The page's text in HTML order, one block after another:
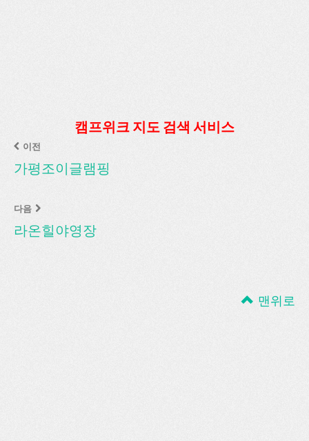
캠프위크 지도 검색 서비스
이전
가평조이글램핑
다음
라온힐야영장
맨위로